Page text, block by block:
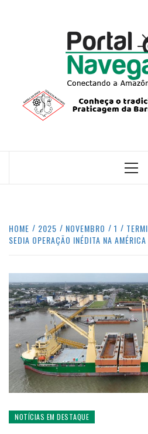
CONECTANDO A AMAZÔNIA COM
HOME 2025 NOVEMBRO 1
SEDIA OPERAÇÃO INÉDITA NA
NOTÍCIAS EM DESTAQUE